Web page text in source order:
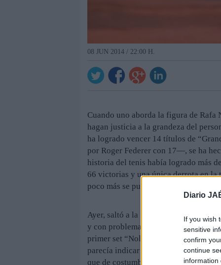
Diario
If you wish
sensitive
confirm
continue
information
08 JUN 2014 / 22:00 H.
Cuando uno aborda la figura de
hagan justicia a la grandeza del
ha logrado vencer 14 títulos de
por Roger Federer con 17—, se ha
historia del tenis había logrado más
66 victorias y una única derrota en la
poco más se puede decir.
Ayer, saltó a la Philippe Chatrier sin
y con problemas en la espalda a
primer set “Nole” rompió el servicio
parecía indicar que el serbio no
que de costumbre, jugando sin